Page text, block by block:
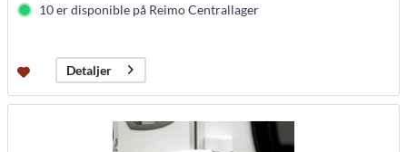
10 er disponible på Reimo Centrallager
Detaljer